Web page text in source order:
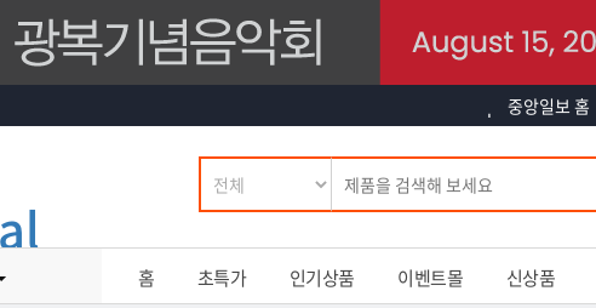
중앙일보 홈
홈 초특가 인기상품 이벤트몰 신상품